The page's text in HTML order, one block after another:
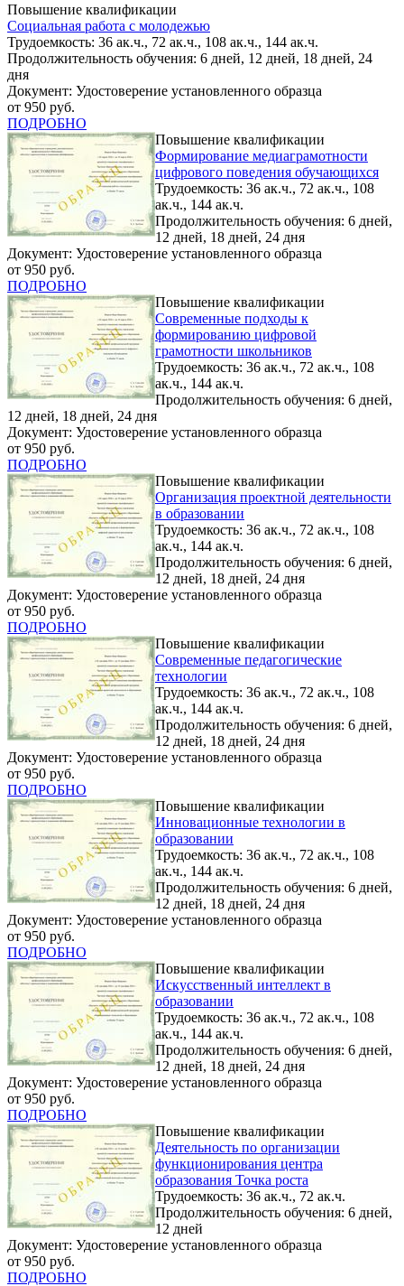
Повышение квалификации
Социальная работа с молодежью
Трудоемкость: 36 ак.ч., 72 ак.ч., 108 ак.ч., 144 ак.ч.
Продолжительность обучения: 6 дней, 12 дней, 18 дней, 24
дня
Документ: Удостоверение установленного образца
от 950 руб.
ПОДРОБНО
Повышение квалификации
Формирование медиаграмотности
цифрового поведения обучающихся
Трудоемкость: 36 ак.ч., 72 ак.ч., 108
ак.ч., 144 ак.ч.
Продолжительность обучения: 6 дней,
12 дней, 18 дней, 24 дня
Документ: Удостоверение установленного образца
от 950 руб.
ПОДРОБНО
Повышение квалификации
Современные подходы к
формированию цифровой
грамотности школьников
Трудоемкость: 36 ак.ч., 72 ак.ч., 108
ак.ч., 144 ак.ч.
Продолжительность обучения: 6 дней,
12 дней, 18 дней, 24 дня
Документ: Удостоверение установленного образца
от 950 руб.
ПОДРОБНО
Повышение квалификации
Организация проектной деятельности
в образовании
Трудоемкость: 36 ак.ч., 72 ак.ч., 108
ак.ч., 144 ак.ч.
Продолжительность обучения: 6 дней,
12 дней, 18 дней, 24 дня
Документ: Удостоверение установленного образца
от 950 руб.
ПОДРОБНО
Повышение квалификации
Современные педагогические
технологии
Трудоемкость: 36 ак.ч., 72 ак.ч., 108
ак.ч., 144 ак.ч.
Продолжительность обучения: 6 дней,
12 дней, 18 дней, 24 дня
Документ: Удостоверение установленного образца
от 950 руб.
ПОДРОБНО
Повышение квалификации
Инновационные технологии в
образовании
Трудоемкость: 36 ак.ч., 72 ак.ч., 108
ак.ч., 144 ак.ч.
Продолжительность обучения: 6 дней,
12 дней, 18 дней, 24 дня
Документ: Удостоверение установленного образца
от 950 руб.
ПОДРОБНО
Повышение квалификации
Искусственный интеллект в
образовании
Трудоемкость: 36 ак.ч., 72 ак.ч., 108
ак.ч., 144 ак.ч.
Продолжительность обучения: 6 дней,
12 дней, 18 дней, 24 дня
Документ: Удостоверение установленного образца
от 950 руб.
ПОДРОБНО
Повышение квалификации
Деятельность по организации
функционирования центра
образования Точка роста
Трудоемкость: 36 ак.ч., 72 ак.ч.
Продолжительность обучения: 6 дней,
12 дней
Документ: Удостоверение установленного образца
от 950 руб.
ПОДРОБНО